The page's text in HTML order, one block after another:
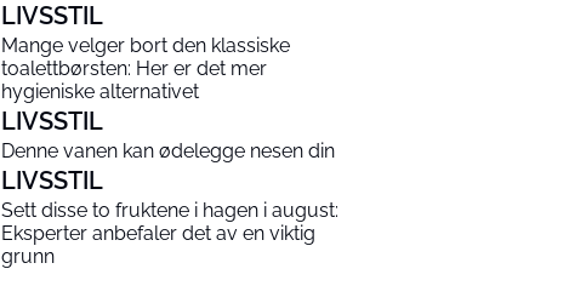
LIVSSTIL
Mange velger bort den klassiske
toalettbørsten: Her er det mer
hygieniske alternativet
LIVSSTIL
Denne vanen kan ødelegge nesen din
LIVSSTIL
Sett disse to fruktene i hagen i august:
Eksperter anbefaler det av en viktig
grunn